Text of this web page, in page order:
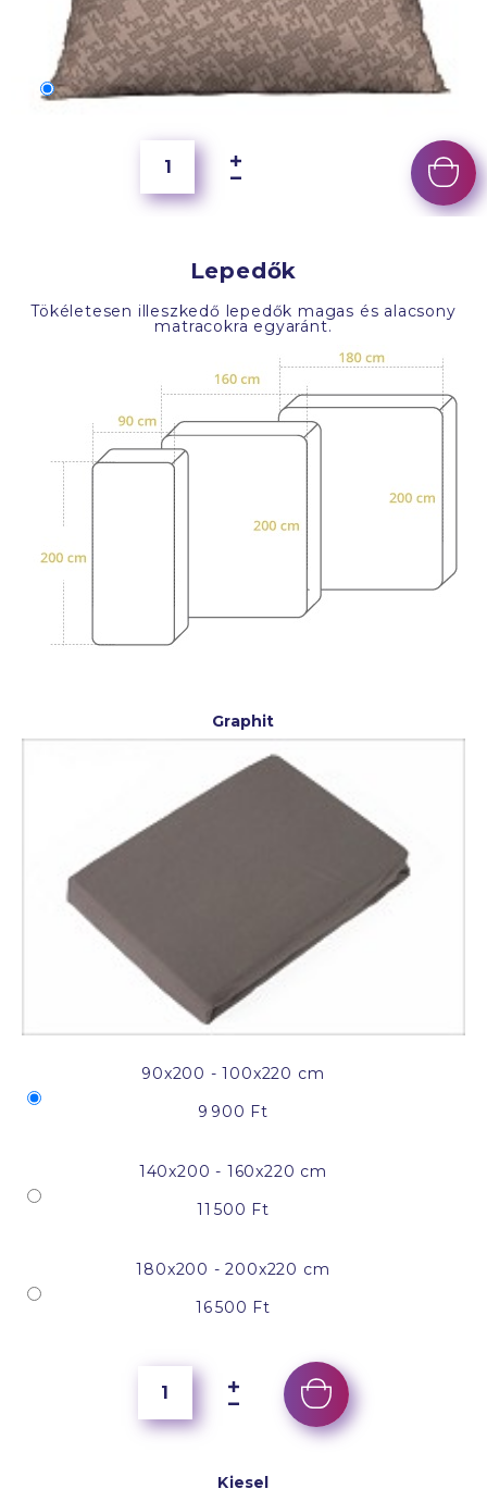
70x50 cm
Lepedők
Tökéletesen illeszkedő lepedők magas és alacsony
matracokra egyaránt.
Graphit
90x200 - 100x220 cm
9 900 Ft
140x200 - 160x220 cm
11 500 Ft
180x200 - 200x220 cm
16 500 Ft
Kiesel